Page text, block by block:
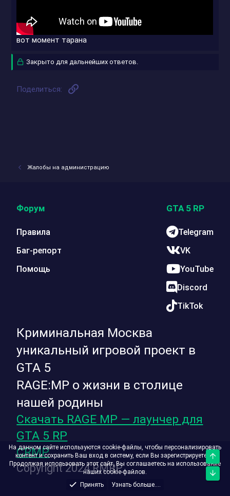
вот момент тарана
Закрыто для дальнейших ответов.
Поделиться:
Жалобы на администрацию
Криминальная Москва
уникальный игровой проект в
GTA 5
RAGE:MP о жизни в столице
нашей родины
Скачать RAGE MP — лаунчер для
GTA 5 RP
CRMP
Copyright 2024 RMRP
Форум
Правила
Баг-репорт
Помощь
GTA 5 RP
Telegram
VK
YouTube
Discord
TikTok
На данном сайте используются cookie-файлы, чтобы персонализировать
контент и сохранить Ваш вход в систему, если Вы зарегистрируетесь.
Продолжая использовать этот сайт, Вы соглашаетесь на использование
наших cookie-файлов.
Принять
Узнать больше....
Верх
Низ